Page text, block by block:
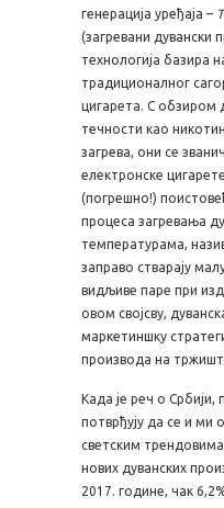
генерација уређаја –
(загревани дувански
технологија базира
традиционалног
цигарета. С обзиром
течности као
загрева, они се
електронске
(погрешно!)
процеса загревања
температурама,
заправо стварају
видљиве паре при
овом својсву,
маркетиншку
производа на
Када је реч о
потврђују да се и
светским
нових дуванских
2017. године, чак